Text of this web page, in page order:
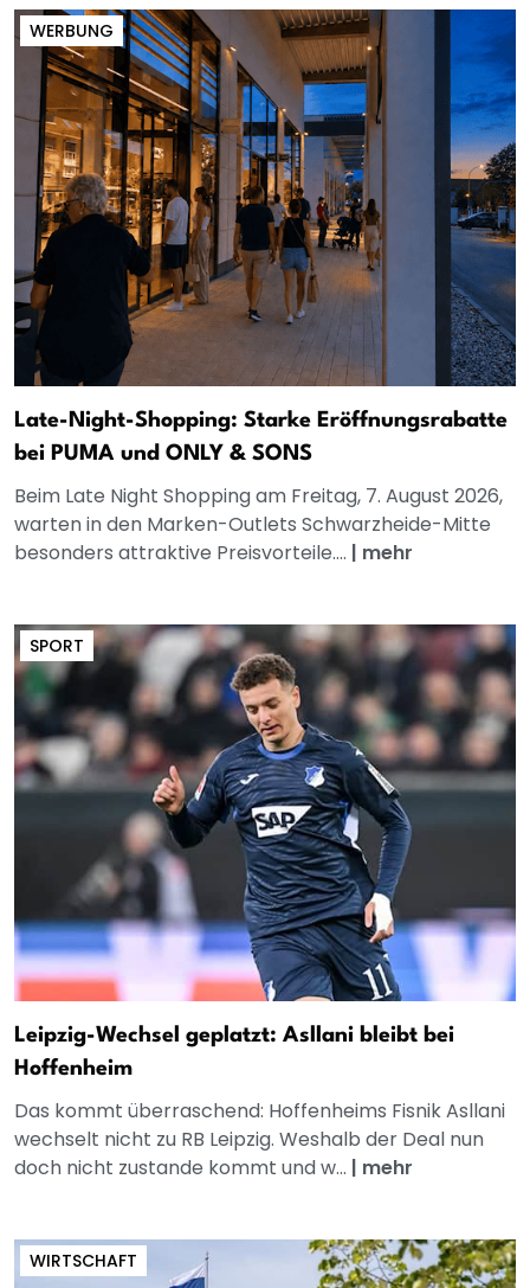
WERBUNG
Late-Night-Shopping: Starke Eröffnungsrabatte
bei PUMA und ONLY & SONS
Beim Late Night Shopping am Freitag, 7. August 2026,
warten in den Marken-Outlets Schwarzheide-Mitte
besonders attraktive Preisvorteile.... | mehr
SPORT
Leipzig-Wechsel geplatzt: Asllani bleibt bei
Hoffenheim
Das kommt überraschend: Hoffenheims Fisnik Asllani
wechselt nicht zu RB Leipzig. Weshalb der Deal nun
doch nicht zustande kommt und w... | mehr
WIRTSCHAFT